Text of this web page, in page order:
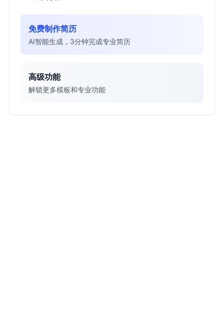
免费制作简历
AI智能生成，3分钟完成专业简历
高级功能
解锁更多模板和专业功能